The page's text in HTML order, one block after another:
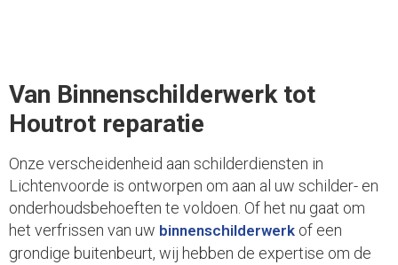
Van Binnenschilderwerk tot
Houtrot reparatie
Onze verscheidenheid aan schilderdiensten in
Lichtenvoorde is ontworpen om aan al uw schilder- en
onderhoudsbehoeften te voldoen. Of het nu gaat om
het verfrissen van uw binnenschilderwerk of een
grondige buitenbeurt, wij hebben de expertise om de